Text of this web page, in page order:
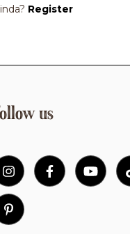
Register
us